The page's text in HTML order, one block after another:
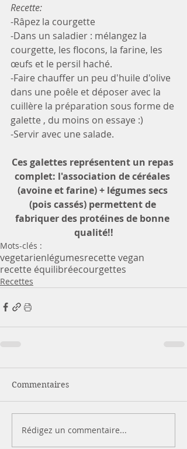
Recette:
-Râpez la courgette
-Dans un saladier : mélangez la
courgette, les flocons, la farine, les
œufs et le persil haché.
-Faire chauffer un peu d'huile d'olive
dans une poêle et déposer avec la
cuillère la préparation sous forme de
galette , du moins on essaye :)
-Servir avec une salade.
Ces galettes représentent un repas
complet: l'association de céréales
(avoine et farine) + légumes secs
(pois cassés) permettent de
fabriquer des protéines de bonne
qualité!!
Mots-clés :
vegetarienlégumesrecette vegan
recette équilibréecourgettes
Recettes
Commentaires
Rédigez un commentaire...